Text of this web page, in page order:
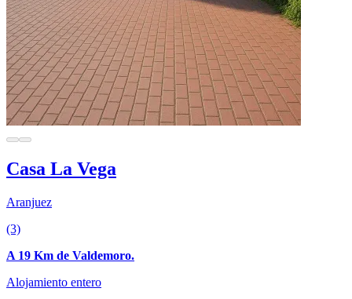
Casa La Vega
Aranjuez
(3)
A 19 Km de Valdemoro.
Alojamiento entero